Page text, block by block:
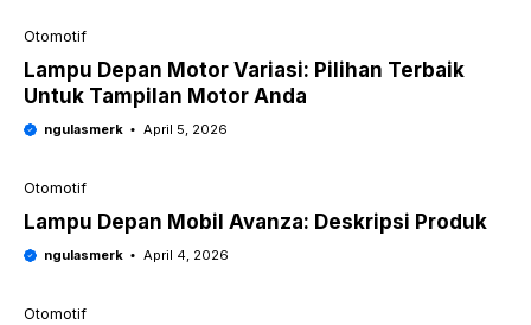
Otomotif
Lampu Depan Motor Variasi: Pilihan Terbaik
Untuk Tampilan Motor Anda
ngulasmerk April 5, 2026
Otomotif
Lampu Depan Mobil Avanza: Deskripsi Produk
ngulasmerk April 4, 2026
Otomotif